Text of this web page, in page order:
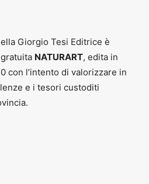
Giorgio Tesi Editrice è
NATURART, edita in
con l’intento di valorizzare in
e i tesori custoditi